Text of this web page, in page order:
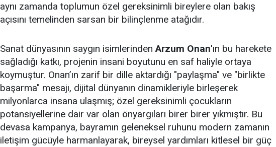
aynı zamanda toplumun özel gereksinimli bireylere olan bakış
açısını temelinden sarsan bir bilinçlenme atağıdır.
Sanat dünyasının saygın isimlerindenArzum Onan'ın bu harekete
sağladığı katkı, projenin insani boyutunu en saf haliyle ortaya
koymuştur. Onan’ın zarif bir dille aktardığı "paylaşma" ve "birlikte
başarma" mesajı, dijital dünyanın dinamikleriyle birleşerek
milyonlarca insana ulaşmış; özel gereksinimli çocukların
potansiyellerine dair var olan önyargıları birer birer yıkmıştır. Bu
devasa kampanya, bayramın geleneksel ruhunu modern zamanın
iletişim gücüyle harmanlayarak, bireysel yardımları kitlesel bir güç